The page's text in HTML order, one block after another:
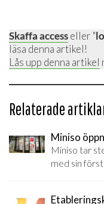
Skaffa accesseller "
läsa denna artikel!
Lås upp denna artikel
Relaterade
Miniso
Miniso tar
med sin